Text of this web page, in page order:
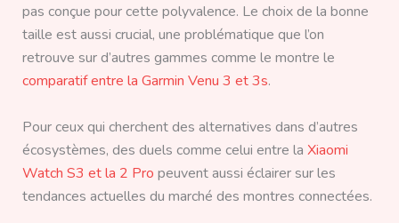
pas conçue pour cette polyvalence. Le choix de la bonne
taille est aussi crucial, une problématique que l’on
retrouve sur d’autres gammes comme le montre le
comparatif entre la Garmin Venu 3 et 3s.
Pour ceux qui cherchent des alternatives dans d’autres
écosystèmes, des duels comme celui entre la Xiaomi
Watch S3 et la 2 Pro peuvent aussi éclairer sur les
tendances actuelles du marché des montres connectées.